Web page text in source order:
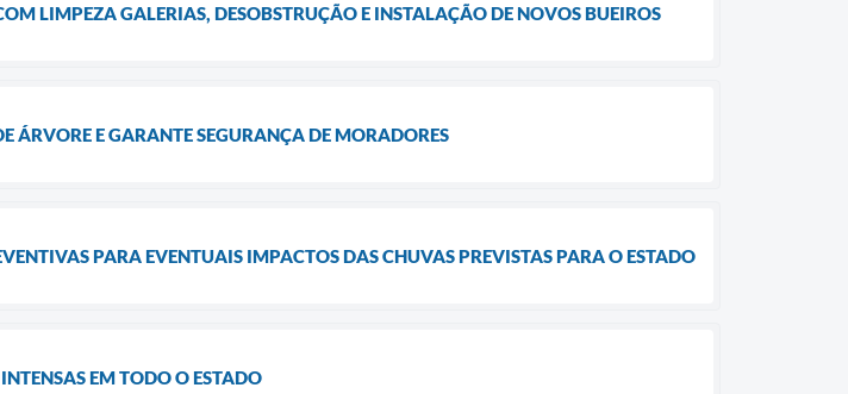
LIMPEZA GALERIAS, DESOBSTRUÇÃO E INSTALAÇÃO DE NOVOS BUEIROS
ÁRVORE E GARANTE SEGURANÇA DE MORADORES
PARA EVENTUAIS IMPACTOS DAS CHUVAS PREVISTAS PARA O ESTADO
EM TODO O ESTADO